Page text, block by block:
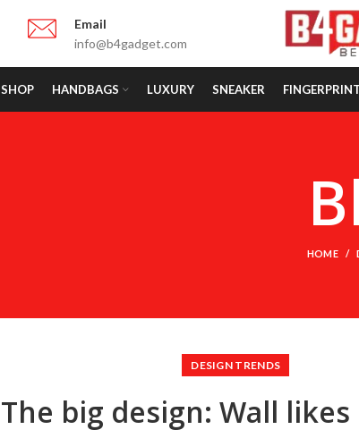
Email
info@b4gadget.com
SHOP HANDBAGS LUXURY SNEAKER
HOME
DESIGN TRENDS
The big design: Wall